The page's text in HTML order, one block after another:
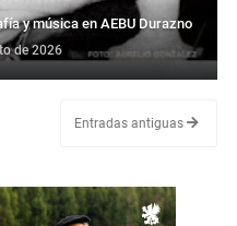
y música en AEBU Durazno
de 2026
Entradas antiguas